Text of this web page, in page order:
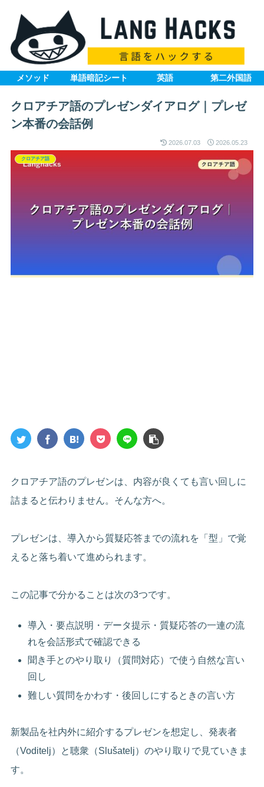
メソッド 単語暗記シート 英語 第二外国語
クロアチア語のプレゼンダイアログ｜プレゼ
ン本番の会話例
2026.07.03 2026.05.23
クロアチア語
クロアチア語のプレゼンは、内容が良くても言い回しに
詰まると伝わりません。そんな方へ。
プレゼンは、導入から質疑応答までの流れを「型」で覚
えると落ち着いて進められます。
この記事で分かることは次の3つです。
導入・要点説明・データ提示・質疑応答の一連の流
れを会話形式で確認できる
聞き手とのやり取り（質問対応）で使う自然な言い
回し
難しい質問をかわす・後回しにするときの言い方
新製品を社内外に紹介するプレゼンを想定し、発表者
（Voditelj）と聴衆（Slušatelj）のやり取りで見ていきま
す。